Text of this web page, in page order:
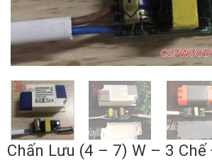
Chấn Lưu (4 – 7) W – 3 Chế